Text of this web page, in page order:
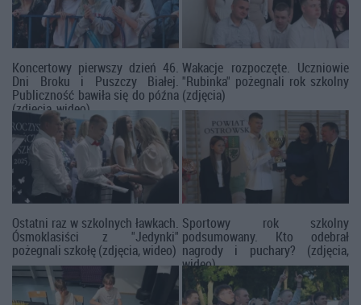
Koncertowy pierwszy dzień 46.
Dni Broku i Puszczy Białej.
Publiczność bawiła się do późna
(zdjęcia, wideo)
Wakacje rozpoczęte. Uczniowie
"Rubinka" pożegnali rok szkolny
(zdjęcia)
Ostatni raz w szkolnych ławkach.
Ósmoklasiści z "Jedynki"
pożegnali szkołę (zdjęcia, wideo)
Sportowy rok szkolny
podsumowany. Kto odebrał
nagrody i puchary? (zdjęcia,
wideo)